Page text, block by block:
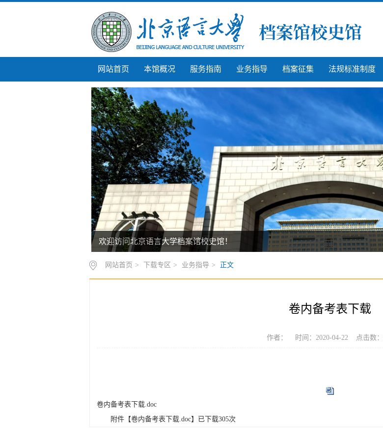
网站首页 本馆概况 服务指南 业务指导 档案征集 法规标准制度
欢迎访问北京语言大学档案馆校史馆！
欢迎访问北京语言大学档案馆校史馆！
网站首页 > 下载专区 > 业务指导 > 正文
卷内备考表下载
作者： 时间：2020-04-22 点击数：
卷内备考表下载.doc
附件【卷内备考表下载.doc】已下载305次